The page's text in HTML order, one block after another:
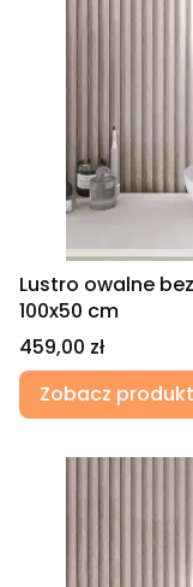
Lustro owalne
100x50 cm
Cena
459,00 zł
Zobacz produkt